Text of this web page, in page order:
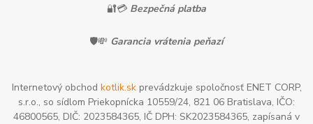
🔐💳 Bezpečná platba
🛡️💸 Garancia vrátenia peňazí
Internetový obchod kotlik.skprevádzkuje spoločnosť ENET CORP,
s.r.o., so sídlom Priekopnícka 10559/24, 821 06 Bratislava, IČO:
46800565, DIČ: 2023584365, IČ DPH: SK2023584365, zapísaná v